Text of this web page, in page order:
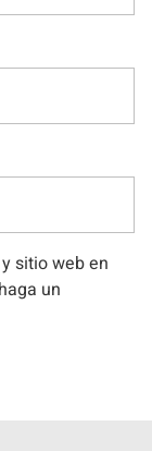
sitio web en
un